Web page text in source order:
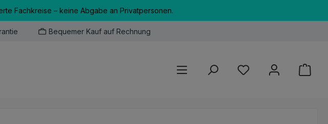
Fachkreise – keine Abgabe an Privatpersonen.
Bequemer Kauf auf Rechnung
Du hast 0 Produkte